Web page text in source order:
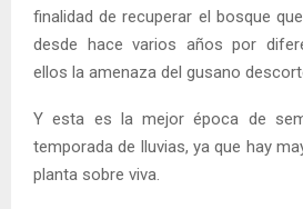
finalidad de recuperar el bosque
desde hace varios años por
ellos la amenaza del gusano
Y esta es la mejor época de
temporada de lluvias, ya que hay
planta sobre viva.